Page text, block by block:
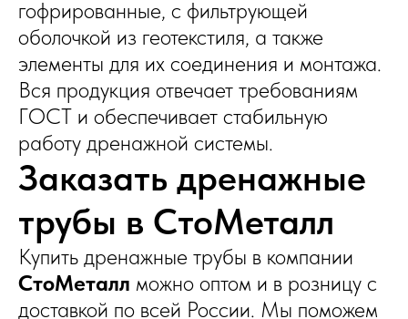
гофрированные, с фильтрующей
оболочкой из геотекстиля, а также
элементы для их соединения и монтажа.
Вся продукция отвечает требованиям
ГОСТ и обеспечивает стабильную
работу дренажной системы.
Заказать дренажные
трубы в СтоМеталл
Купить дренажные трубы в компании
СтоМеталл можно оптом и в розницу с
доставкой по всей России. Мы поможем